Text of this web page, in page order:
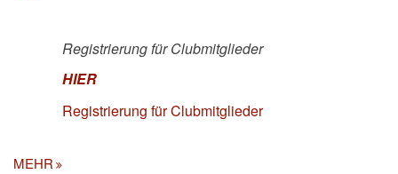
Registrierung für Clubmitglieder
HIER
Registrierung für Clubmitglieder
MEHR